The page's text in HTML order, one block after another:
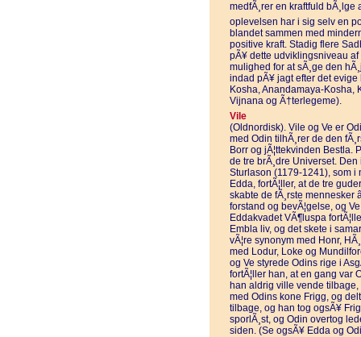
medfÃ¸rer en kraftfuld bÃ¸lge
oplevelsen har i sig selv en
blandet sammen med
positive kraft. Stadig flere
pÃ¥ dette udviklingsniveau
mulighed for at sÃ¸ge den
indad pÃ¥ jagt efter det
Kosha, Anandamaya-Kosha,
Vijnana og Ã†terlegeme).
Vile
(Oldnordisk). Vile og Ve er
med Odin tilhÃ¸rer de den
Borr og jÃ¦ttekvinden Bestla.
de tre brÃ¸dre Universet.
Sturlason (1179-1241), som i
Edda, fortÃ¦ller, at de tre
skabte de fÃ¸rste mennesker
forstand og bevÃ¦gelse, og
Eddakvadet VÃ¶luspa
Embla liv, og det skete i
vÃ¦re synonym med Honr,
med Lodur, Loke og
og Ve styrede Odins rige i
fortÃ¦ller han, at en gang var
han aldrig ville vende
med Odins kone Frigg, og
tilbage, og han tog ogsÃ¥
sporlÃ¸st, og Odin overtog
siden. (Se ogsÃ¥ Edda og